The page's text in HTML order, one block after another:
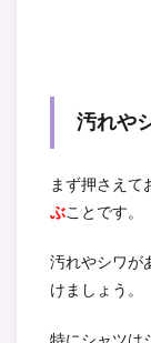
汚れや
まず押さえて
ぶことです。
汚れやシワが
けましょう。